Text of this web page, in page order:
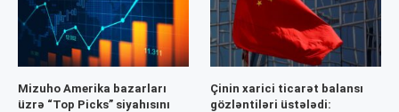
Mizuho Amerika bazarları
üzrə “Top Picks” siyahısını
Çinin xarici ticarət balansı
gözləntiləri üstələdi: